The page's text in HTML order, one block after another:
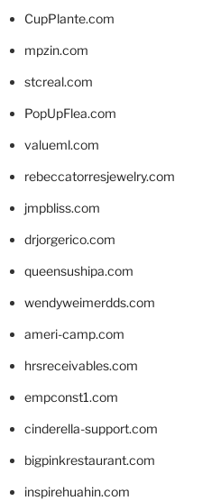
CupPlante.com
mpzin.com
stcreal.com
PopUpFlea.com
valueml.com
rebeccatorresjewelry.com
jmpbliss.com
drjorgerico.com
queensushipa.com
wendyweimerdds.com
ameri-camp.com
hrsreceivables.com
empconst1.com
cinderella-support.com
bigpinkrestaurant.com
inspirehuahin.com